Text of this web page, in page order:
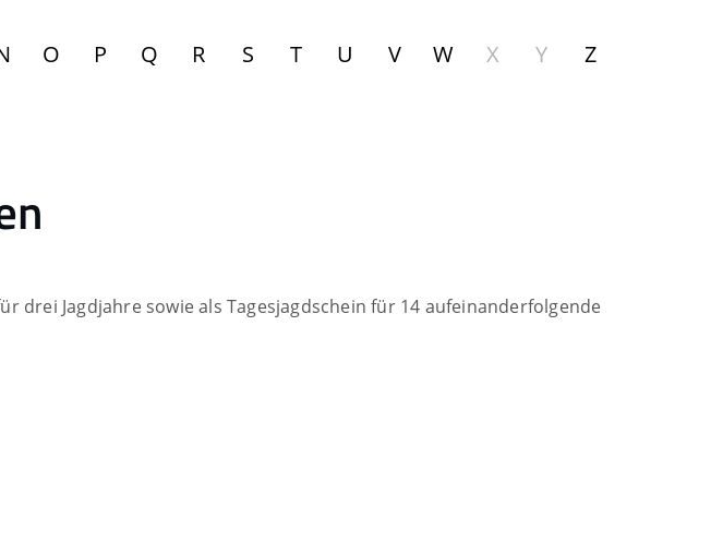
O P Q R S T U V W X Y Z
drei Jagdjahre sowie als Tagesjagdschein für 14 aufeinanderfolgende